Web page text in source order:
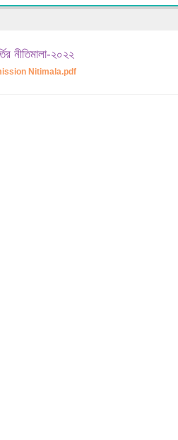
নীতিমালা-২০২২
Nitimala.pdf